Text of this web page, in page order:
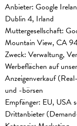
Anbieter: Google
Dublin 4, Irland
Muttergesellschaft:
Mountain View, CA
Zweck: Verwaltung,
Werbeflächen auf
Anzeigenverkauf
und -börsen
Empfänger: EU, USA
Drittanbieter